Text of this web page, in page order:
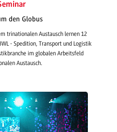
den Globus
trinationalen Austausch lernen 12
- Spedition, Transport und Logistik
im globalen Arbeitsfeld
Austausch.